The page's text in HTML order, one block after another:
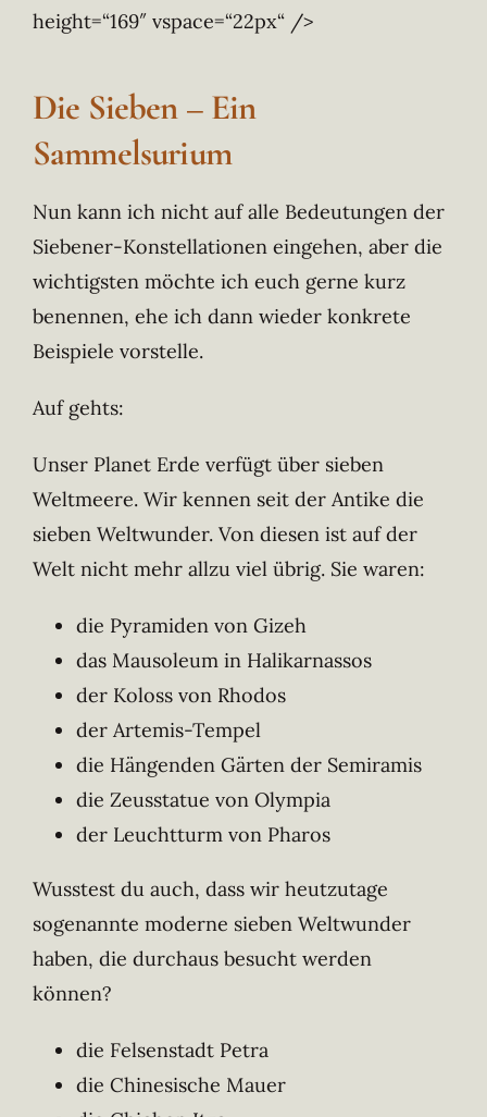
height=“169″ vspace=“22px“ />
Die Sieben – Ein
Sammelsurium
Nun kann ich nicht auf alle Bedeutungen der
Siebener-Konstellationen eingehen, aber die
wichtigsten möchte ich euch gerne kurz
benennen, ehe ich dann wieder konkrete
Beispiele vorstelle.
Auf gehts:
Unser Planet Erde verfügt über sieben
Weltmeere. Wir kennen seit der Antike die
sieben Weltwunder. Von diesen ist auf der
Welt nicht mehr allzu viel übrig. Sie waren:
die Pyramiden von Gizeh
das Mausoleum in Halikarnassos
der Koloss von Rhodos
der Artemis-Tempel
die Hängenden Gärten der Semiramis
die Zeusstatue von Olympia
der Leuchtturm von Pharos
Wusstest du auch, dass wir heutzutage
sogenannte moderne sieben Weltwunder
haben, die durchaus besucht werden
können?
die Felsenstadt Petra
die Chinesische Mauer